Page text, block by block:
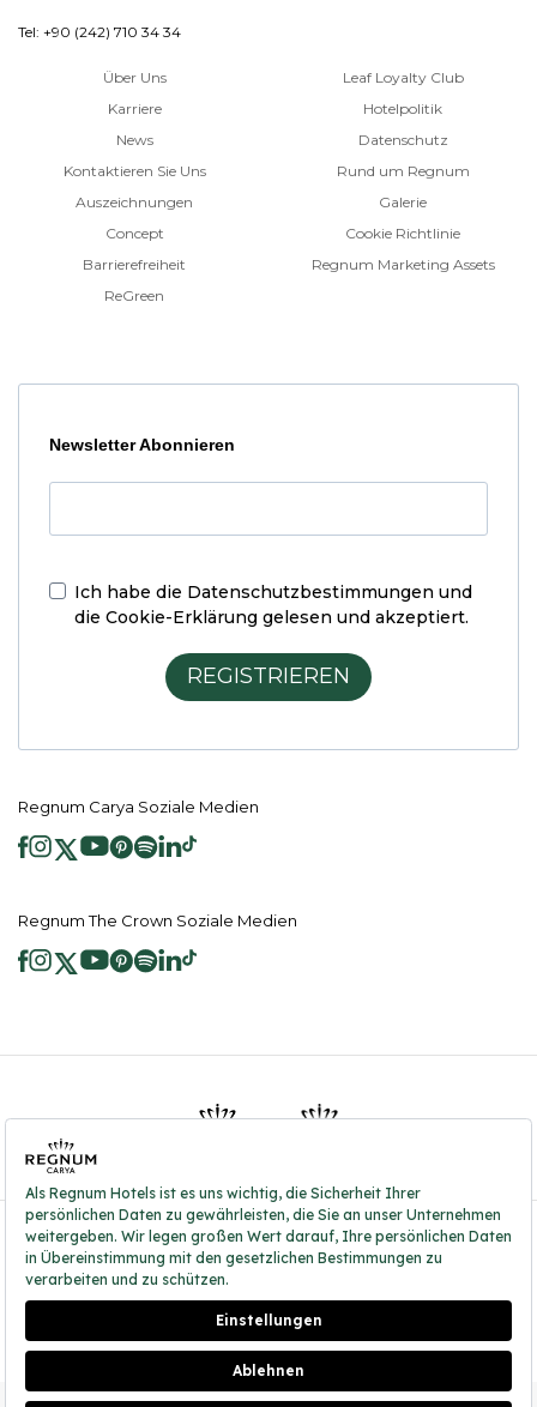
Tel: +90 (242) 710 34 34
Über Uns
Karriere
News
Kontaktieren Sie Uns
Auszeichnungen
Concept
Barrierefreiheit
ReGreen
Leaf Loyalty Club
Hotelpolitik
Datenschutz
Rund um Regnum
Galerie
Cookie Richtlinie
Regnum Marketing Assets
Newsletter Abonnieren
Ich habe die Datenschutzbestimmungen und
die Cookie-Erklärung gelesen und akzeptiert.
REGISTRIEREN
Regnum Carya Soziale Medien
Regnum The Crown Soziale Medien
2026 ® Regnum Hotels. Alle Rechte vorbehalten.
Cookie RichtlinieHauptseite Dienste der Informationsgesellschaft